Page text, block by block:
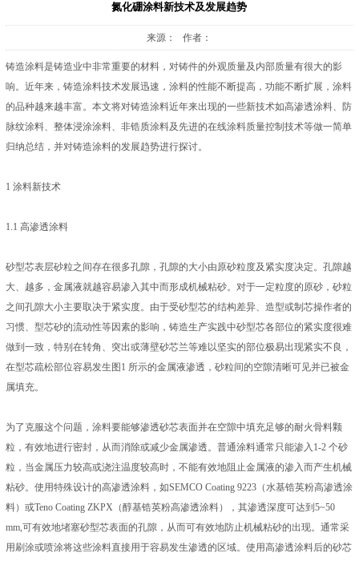
氮化硼涂料新技术及发展趋势
来源： 作者：
铸造涂料是铸造业中非常重要的材料，对铸件的外观质量及内部质量有很大的影
响。近年来，铸造涂料技术发展迅速，涂料的性能不断提高，功能不断扩展，涂料
的品种越来越丰富。本文将对铸造涂料近年来出现的一些新技术如高渗透涂料、防
脉纹涂料、整体浸涂涂料、非锆质涂料及先进的在线涂料质量控制技术等做一简单
归纳总结，并对铸造涂料的发展趋势进行探讨。
1 涂料新技术
1.1 高渗透涂料
砂型芯表层砂粒之间存在很多孔隙，孔隙的大小由原砂粒度及紧实度决定。孔隙越
大、越多，金属液就越容易渗入其中而形成机械粘砂。对于一定粒度的原砂，砂粒
之间孔隙大小主要取决于紧实度。由于受砂型芯的结构差异、造型或制芯操作者的
习惯、型芯砂的流动性等因素的影响，铸造生产实践中砂型芯各部位的紧实度很难
做到一致，特别在转角、突出或薄壁砂芯兰等难以坚实的部位极易出现紧实不良，
在型芯疏松部位容易发生图1 所示的金属液渗透，砂粒间的空隙清晰可见并已被金
属填充。
为了克服这个问题，涂料要能够渗透砂芯表面并在空隙中填充足够的耐火骨料颗
粒，有效地进行密封，从而消除或减少金属渗透。普通涂料通常只能渗入1-2 个砂
粒，当金属压力较高或浇注温度较高时，不能有效地阻止金属液的渗入而产生机械
粘砂。使用特殊设计的高渗透涂料，如SEMCO Coating 9223（水基锆英粉高渗透涂
料）或Teno Coating ZKPX（醇基锆英粉高渗透涂料），其渗透深度可达到5~50
mm,可有效地堵塞砂型芯表面的孔隙，从而可有效地防止机械粘砂的出现。通常采
用刷涂或喷涂将这些涂料直接用于容易发生渗透的区域。使用高渗透涂料后的砂芯